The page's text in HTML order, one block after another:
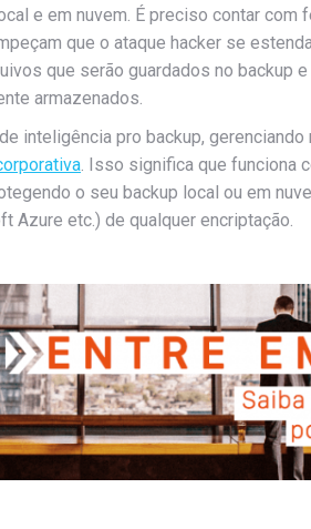
e em nuvem. É preciso contar com
que o ataque hacker se
que serão guardados no backup
armazenados.
inteligência pro backup,
. Isso significa que funciona
o seu backup local ou em
Azure etc.) de qualquer encriptação.